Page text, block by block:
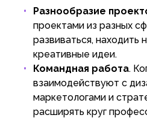
Разнообразие
проектами из разных
развиваться, находить
креативные идеи.
Командная работа.
взаимодействуют с
маркетологами и
расширять круг